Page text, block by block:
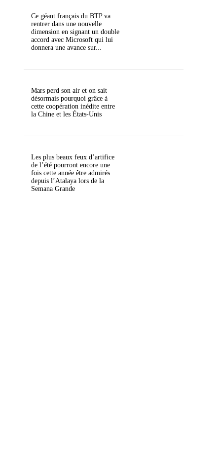
Ce géant français du BTP va
rentrer dans une nouvelle
dimension en signant un double
accord avec Microsoft qui lui
donnera une avance sur...
Mars perd son air et on sait
désormais pourquoi grâce à
cette coopération inédite entre
la Chine et les États-Unis
Les plus beaux feux d’artifice
de l’été pourront encore une
fois cette année être admirés
depuis l’Atalaya lors de la
Semana Grande